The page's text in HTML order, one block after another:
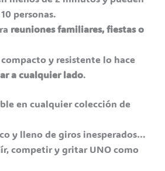
personas.
reuniones familiares, fiestas o
y resistente lo hace
a cualquier lado.
en cualquier colección de
y lleno de giros inesperados…
competir y gritar UNO como